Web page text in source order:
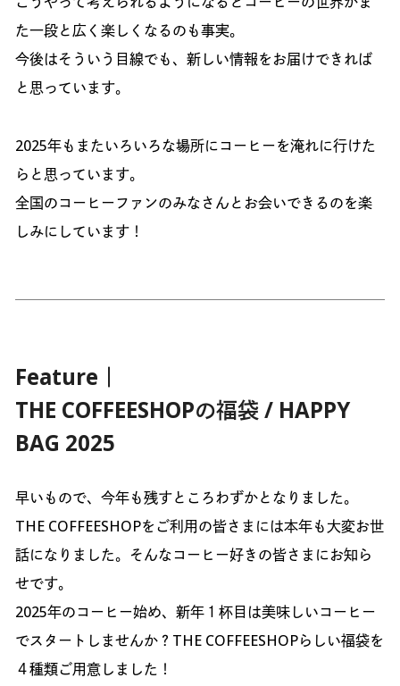
た一段と広く楽しくなるのも事実。
今後はそういう目線でも、新しい情報をお届けできれば
と思っています。
2025年もまたいろいろな場所にコーヒーを淹れに行けた
らと思っています。
全国のコーヒーファンのみなさんとお会いできるのを楽
しみにしています！
Feature｜
THE COFFEESHOPの福袋 / HAPPY
BAG 2025
早いもので、今年も残すところわずかとなりました。
THE COFFEESHOPをご利用の皆さまには本年も大変お世
話になりました。そんなコーヒー好きの皆さまにお知ら
せです。
2025年のコーヒー始め、新年１杯目は美味しいコーヒー
でスタートしませんか？THE COFFEESHOPらしい福袋を
４種類ご用意しました！